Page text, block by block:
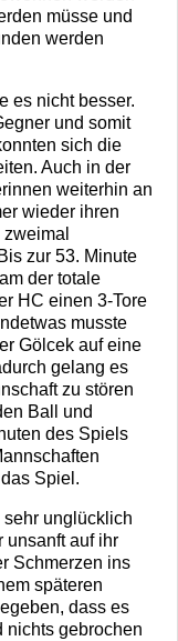
müsse und
werden
es nicht besser.
und somit
sich die
Auch in der
weiterhin an
wieder ihren
zur 53. Minute
der totale
HC einen 3-Tore
musste
Gölcek auf eine
gelang es
zu stören
Ball und
des Spiels
Spiel.
sehr unglücklich
unsanft auf ihr
Schmerzen ins
späteren
dass es
nichts gebrochen